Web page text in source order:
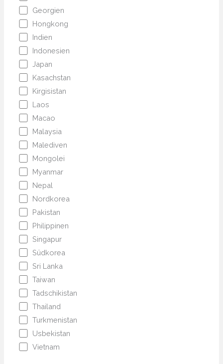
Georgien
Hongkong
Indien
Indonesien
Japan
Kasachstan
Kirgisistan
Laos
Macao
Malaysia
Malediven
Mongolei
Myanmar
Nepal
Nordkorea
Pakistan
Philippinen
Singapur
Südkorea
Sri Lanka
Taiwan
Tadschikistan
Thailand
Turkmenistan
Usbekistan
Vietnam